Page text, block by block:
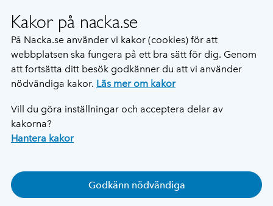
Kakor på nacka.se
På Nacka.se använder vi kakor (cookies) för att
webbplatsen ska fungera på ett bra sätt för dig. Genom
att fortsätta ditt besök godkänner du att vi använder
nödvändiga kakor. Läs mer om kakor
Vill du göra inställningar och acceptera delar av
kakorna?
Hantera kakor
Godkänn nödvändiga